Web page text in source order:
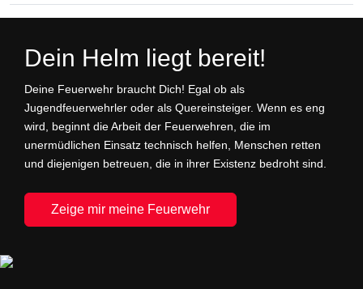
Dein Helm liegt bereit!
Deine Feuerwehr braucht Dich! Egal ob als
Jugendfeuerwehrler oder als Quereinsteiger. Wenn es eng
wird, beginnt die Arbeit der Feuerwehren, die im
unermüdlichen Einsatz technisch helfen, Menschen retten
und diejenigen betreuen, die in ihrer Existenz bedroht sind.
Zeige mir meine Feuerwehr